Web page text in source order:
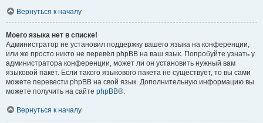
Вернуться к началу
Моего языка нет в списке!
Администратор не установил поддержку вашего языка на конференции,
или же просто никто не перевёл phpBB на ваш язык. Попробуйте узнать у
администратора конференции, может ли он установить нужный вам
языковой пакет. Если такого языкового пакета не существует, то вы сами
можете перевести phpBB на свой язык. Дополнительную информацию вы
можете получить на сайте phpBB®.
Вернуться к началу